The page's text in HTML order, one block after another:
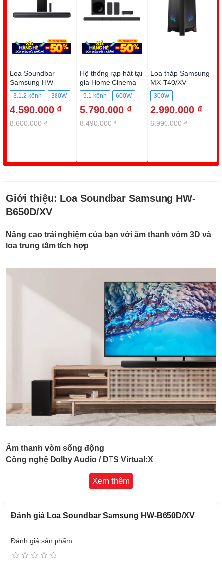
Loa Soundbar
Samsung HW-
Q600F
3.1.2 kênh 380W
4.590.000 ₫
8.600.000 ₫
Hệ thống rạp hát tại
gia Home Cinema
Sony HT-S40R
5.1 kênh 600W
5.790.000 ₫
8.490.000 ₫
Loa tháp Samsung
MX-T40/XV
300W
2.990.000 ₫
6.990.000 ₫
Giới thiệu: Loa Soundbar Samsung HW-
B650D/XV
Nâng cao trải nghiệm của bạn với âm thanh vòm 3D và
loa trung tâm tích hợp
Âm thanh vòm sống động
Công nghệ Dolby Audio / DTS Virtual:X
Cảm nhận độ sâu âm thanh chuẩn 3D với công nghệ DTS
Virtual:X từ Samsung cho phép bạn nghe rõ từng chất âm
Xem thêm
Đánh giá Loa Soundbar Samsung HW-B650D/XV
Đánh giá sản phẩm